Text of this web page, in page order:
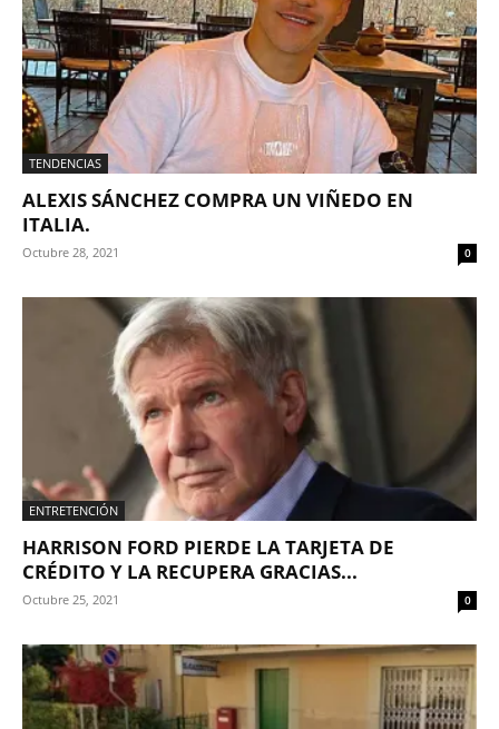
TENDENCIAS
ALEXIS SÁNCHEZ COMPRA UN VIÑEDO EN
ITALIA.
Octubre 28, 2021 0
ENTRETENCIÓN
HARRISON FORD PIERDE LA TARJETA DE
CRÉDITO Y LA RECUPERA GRACIAS...
Octubre 25, 2021 0